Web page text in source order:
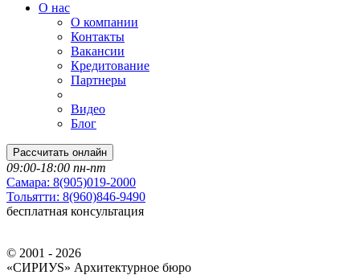
О нас
О компании
Контакты
Вакансии
Кредитование
Партнеры
Видео
Блог
Рассчитать онлайн
09:00-18:00 пн-пт
Самара: 8(905)019-2000
Тольятти: 8(960)846-9490
бесплатная консультация
© 2001 - 2026
«СИРИУS» Архитектурное бюро